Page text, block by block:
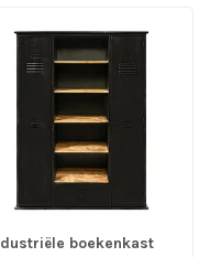
boekenkast